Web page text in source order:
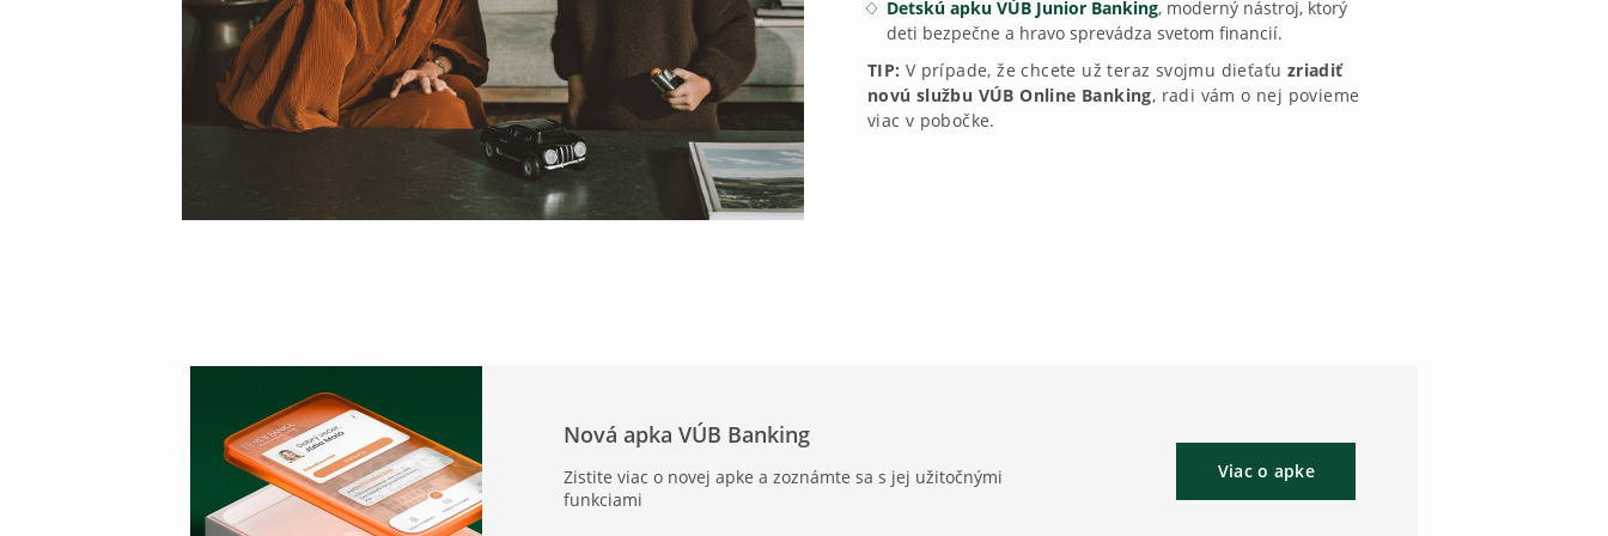
Detskú apku VÚB Junior Banking, moderný nástroj, ktorý
deti bezpečne a hravo sprevádza svetom financií.
TIP: V prípade, že chcete už teraz svojmu dieťaťu zriadiť
novú službu VÚB Online Banking, radi vám o nej povieme
viac v pobočke.
Nová apka VÚB Banking
Zistite viac o novej apke a zoznámte sa s jej užitočnými
funkciami
Viac o apke